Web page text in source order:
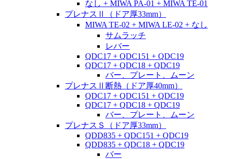
なし + MIWA PA-01 + MIWA TE-01
プレナスⅡ（ドア厚33mm）
MIWA TE-02 + MIWA LE-02 + なし
サムラッチ
レバー
QDC17 + QDC151 + QDC19
QDC17 + QDC18 + QDC19
バー、プレート、ムーン
プレナスⅡ断熱（ドア厚40mm）
QDC17 + QDC151 + QDC19
QDC17 + QDC18 + QDC19
バー、プレート、ムーン
プレナスＳ（ドア厚33mm）
QDD835 + QDC151 + QDC19
QDD835 + QDC18 + QDC19
バー